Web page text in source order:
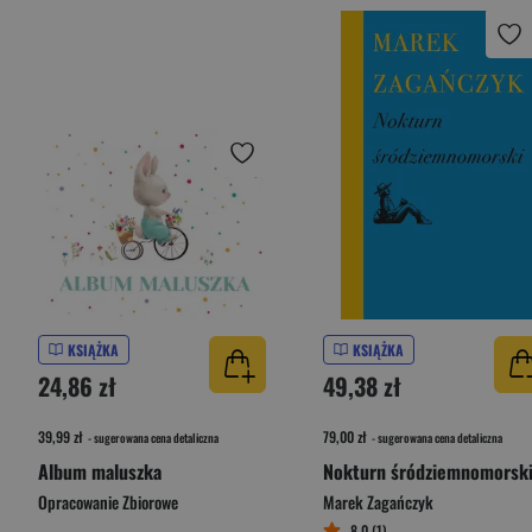
KSIĄŻKA
24,86 zł
39,99 zł - sugerowana cena detaliczna
Album maluszka
Opracowanie Zbiorowe
KSIĄŻKA
49,38 zł
79,00 zł - sugerowana cena detaliczna
Nokturn śródziemnomorski
Marek Zagańczyk